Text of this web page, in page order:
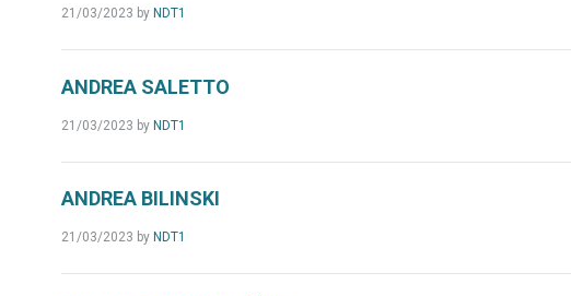
21/03/2023 by NDT1
ANDREA SALETTO
21/03/2023 by NDT1
ANDREA BILINSKI
21/03/2023 by NDT1